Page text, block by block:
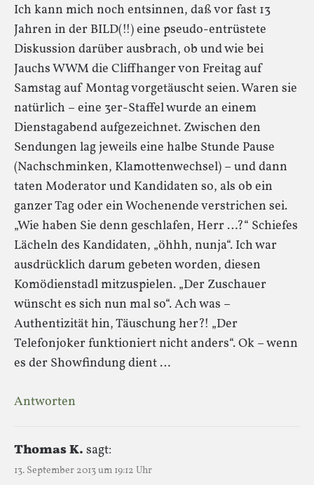
Ich kann mich noch entsinnen, daß vor fast 13
Jahren in der BILD(!!) eine pseudo-entrüstete
Diskussion darüber ausbrach, ob und wie bei
Jauchs WWM die Cliffhanger von Freitag auf
Samstag auf Montag vorgetäuscht seien. Waren sie
natürlich – eine 3er-Staffel wurde an einem
Dienstagabend aufgezeichnet. Zwischen den
Sendungen lag jeweils eine halbe Stunde Pause
(Nachschminken, Klamottenwechsel) – und dann
taten Moderator und Kandidaten so, als ob ein
ganzer Tag oder ein Wochenende verstrichen sei.
„Wie haben Sie denn geschlafen, Herr …?“ Schiefes
Lächeln des Kandidaten, „öhhh, nunja“. Ich war
ausdrücklich darum gebeten worden, diesen
Komödienstadl mitzuspielen. „Der Zuschauer
wünscht es sich nun mal so“. Ach was –
Authentizität hin, Täuschung her?! „Der
Telefonjoker funktioniert nicht anders“. Ok – wenn
es der Showfindung dient …
Antworten
Thomas K. sagt:
13. September 2013 um 19:12 Uhr